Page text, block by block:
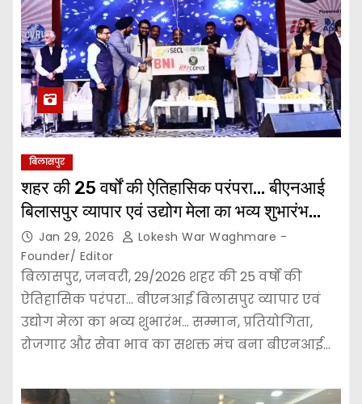
बिलासपुर
शहर की 25 वर्षों की ऐतिहासिक परंपरा… बीएनआई
बिलासपुर व्यापार एवं उद्योग मेला का भव्य शुभारंभ…
Jan 29, 2026
Lokesh War Waghmare -
Founder/ Editor
बिलासपुर, जनवरी, 29/2026 शहर की 25 वर्षों की
ऐतिहासिक परंपरा… बीएनआई बिलासपुर व्यापार एवं
उद्योग मेला का भव्य शुभारंभ… सम्मान, प्रतियोगिता,
रोजगार और सेवा भाव का सशक्त मंच बना बीएनआई…